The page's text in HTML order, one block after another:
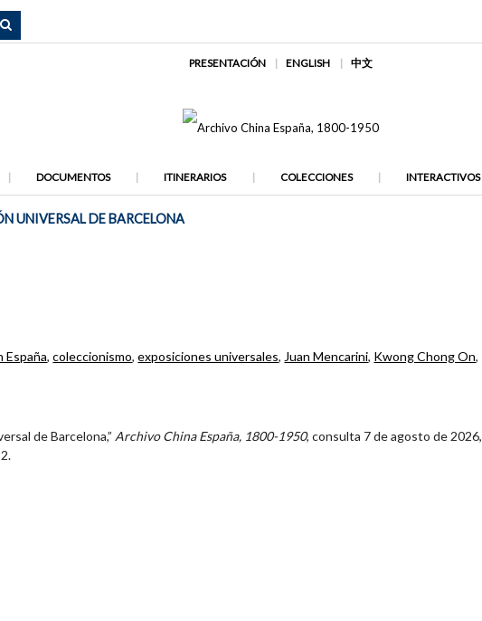
PRESENTACIÓN ENGLISH 中文
DOCUMENTOS ITINERARIOS COLECCIONES INTERACTIVOS
UNIVERSAL DE BARCELONA
España,coleccionismo,exposiciones universales, Juan Mencarini, Kwong Chong On,
de Barcelona,”Archivo China España, 1800-1950, consulta 7 de agosto de 2026,
.